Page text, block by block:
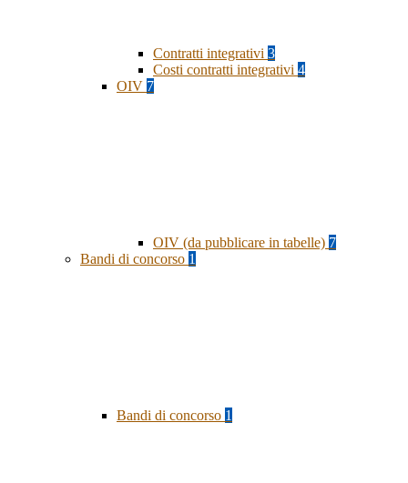
Contratti integrativi 3
Costi contratti integrativi 4
OIV 7
OIV (da pubblicare in tabelle) 7
Bandi di concorso 1
Bandi di concorso 1